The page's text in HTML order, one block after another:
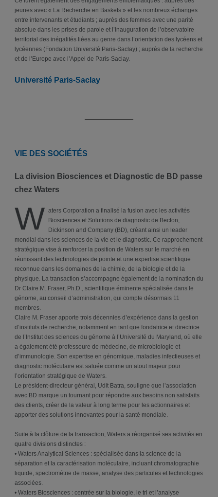
jeunes avec « La Recherche en Baskets » et les nombreux échanges
entre intervenants et étudiants ; auprès des femmes avec une parité
absolue dans les prises de parole et l’inauguration de l’observatoire
territorial des inégalités liées au genre dans l’orientation des lycéens et
lycéennes (Fondation Université Paris-Saclay) ; auprès de la recherche
et de l’Europe avec l’Appel de Paris-Saclay.
Université Paris-Saclay
VIE DES SOCIÉTÉS
La division Biosciences et Diagnostic de BD passe
chez Waters
W aters Corporation a finalisé la fusion avec les activités
Biosciences et Solutions de diagnostic de Becton,
Dickinson and Company (BD), créant ainsi un leader
mondial dans les sciences de la vie et le diagnostic. Ce rapprochement
stratégique vise à renforcer la position de Waters sur le marché en
réunissant des technologies de pointe et une expertise scientifique
reconnue dans les domaines de la chimie, de la biologie et de la
physique. La transaction s’accompagne également de la nomination du
Dr Claire M. Fraser, Ph.D., scientifique éminente spécialisée dans le
génome, au conseil d’administration, qui compte désormais 11
membres.
Claire M. Fraser apporte trois décennies d’expérience dans la gestion
d’instituts de recherche, notamment en tant que fondatrice et directrice
de l’Institut des sciences du génome à l’Université du Maryland, où elle
a également été professeure de médecine, de microbiologie et
d’immunologie. Son expertise en génomique, maladies infectieuses et
diagnostic moléculaire est saluée comme un atout majeur pour
l’orientation stratégique de Waters.
Le président-directeur général, Udit Batra, souligne que l’association
avec BD marque un tournant pour répondre aux besoins non satisfaits
des clients, créer de la valeur à long terme pour les actionnaires et
apporter des solutions innovantes pour la santé mondiale.
Suite à la clôture de la transaction, Waters a réorganisé ses activités en
quatre divisions distinctes :
• Waters Analytical Sciences : spécialisée dans la science de la
séparation et la caractérisation moléculaire, incluant chromatographie
liquide, spectrométrie de masse, analyse des particules et technologies
associées.
• Waters Biosciences : centrée sur la biologie, le tri et l’analyse